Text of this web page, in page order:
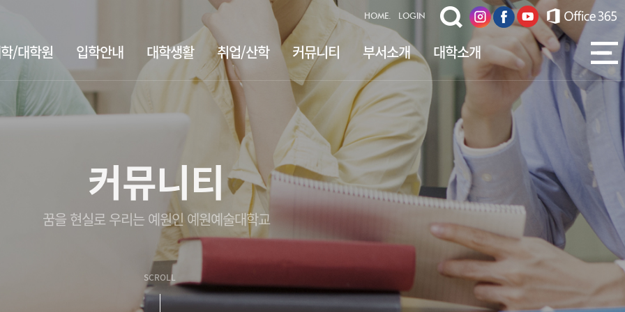
HOME. LOGIN
/대학원 입학안내 대학생활 취업/산학 커뮤니티 부서소개 대학소개
커뮤니티
꿈을 현실로 우리는 예원인 예원예술대학교
SCROLL